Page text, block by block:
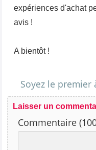
expériences d'achat
avis !
A bientôt !
Soyez le premier
Laisser un
Commentaire